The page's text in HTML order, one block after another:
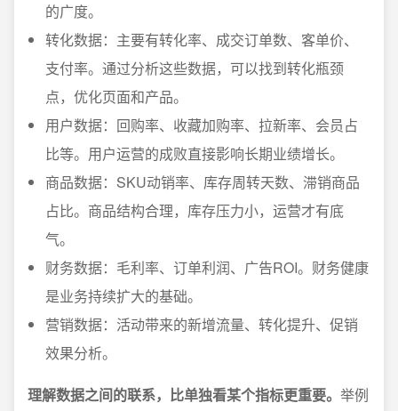
的广度。
转化数据：主要有转化率、成交订单数、客单价、
支付率。通过分析这些数据，可以找到转化瓶颈
点，优化页面和产品。
用户数据：回购率、收藏加购率、拉新率、会员占
比等。用户运营的成败直接影响长期业绩增长。
商品数据：SKU动销率、库存周转天数、滞销商品
占比。商品结构合理，库存压力小，运营才有底
气。
财务数据：毛利率、订单利润、广告ROI。财务健康
是业务持续扩大的基础。
营销数据：活动带来的新增流量、转化提升、促销
效果分析。
理解数据之间的联系，比单独看某个指标更重要。 举例